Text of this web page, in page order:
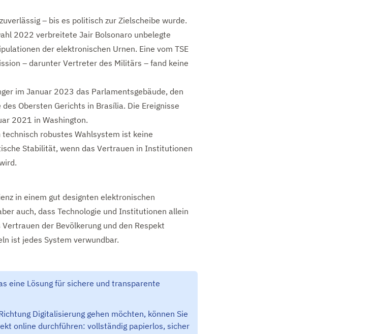
– bis es politisch zur Zielscheibe wurde.
2022 verbreitete Jair Bolsonaro unbelegte
der elektronischen Urnen. Eine vom TSE
– darunter Vertreter des Militärs – fand keine
im Januar 2023 das Parlamentsgebäude, den
Obersten Gerichts in Brasília. Die Ereignisse
2021 in Washington.
robustes Wahlsystem ist keine
Stabilität, wenn das Vertrauen in Institutionen
in einem gut designten elektronischen
auch, dass Technologie und Institutionen allein
der Bevölkerung und den Respekt
ist jedes System verwundbar.
eine Lösung für sichere und transparente
Digitalisierung gehen möchten, können Sie
online durchführen: vollständig papierlos, sicher